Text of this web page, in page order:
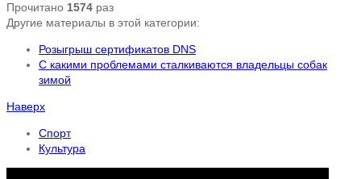
Прочитано 1574 раз
Другие материалы в этой категории:
Розыгрыш сертификатов DNS
С какими проблемами сталкиваются владельцы собак
зимой
Наверх
Спорт
Культура